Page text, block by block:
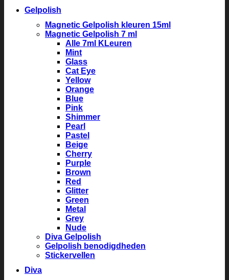
Gelpolish
Magnetic Gelpolish kleuren 15ml
Magnetic Gelpolish 7 ml
Alle 7ml KLeuren
Mint
Glass
Cat Eye
Yellow
Orange
Blue
Pink
Shimmer
Pearl
Pastel
Beige
Cherry
Purple
Brown
Red
Glitter
Green
Metal
Grey
Nude
Diva Gelpolish
Gelpolish benodigdheden
Stickervellen
Diva